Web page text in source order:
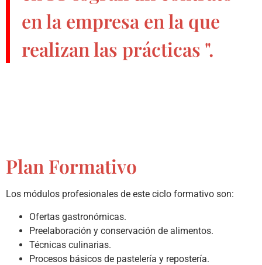
en la empresa en la que
realizan las prácticas ".
Plan Formativo
Los módulos profesionales de este ciclo formativo son:
Ofertas gastronómicas.
Preelaboración y conservación de alimentos.
Técnicas culinarias.
Procesos básicos de pastelería y repostería.